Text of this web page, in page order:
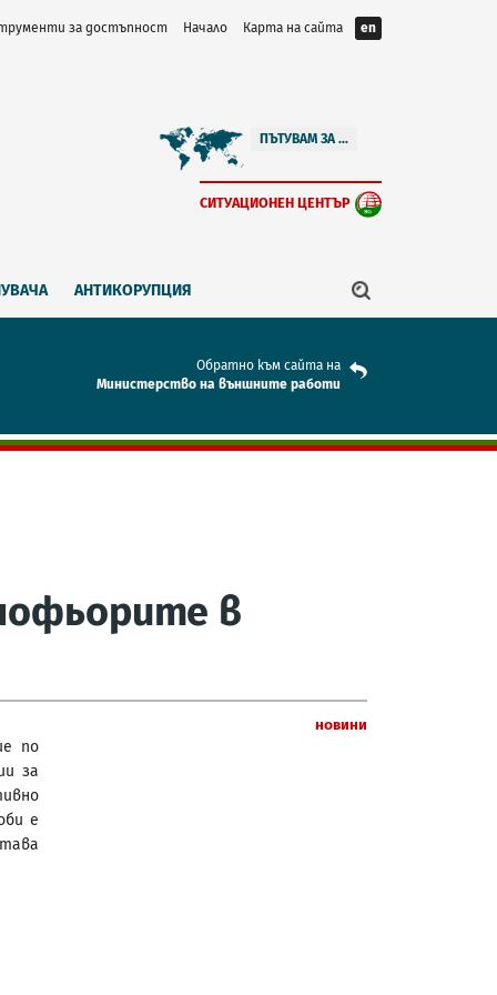
за достъпност Начало Карта на сайта en
ПЪТУВАМ ЗА ...
СИТУАЦИОНЕН ЦЕНТЪР
АНТИКОРУПЦИЯ
Обратно към сайта на
Mинистерство на външните работи
в
Новини
по
за
е